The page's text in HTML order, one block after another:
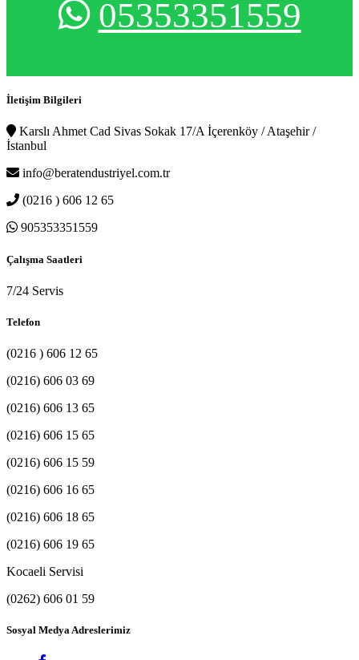
05353351559
İletişim Bilgileri
Karslı Ahmet Cad Sivas Sokak 17/A İçerenköy / Ataşehir /
İstanbul
info@beratendustriyel.com.tr
(0216 ) 606 12 65
905353351559
Çalışma Saatleri
7/24 Servis
Telefon
(0216 ) 606 12 65
(0216) 606 03 69
(0216) 606 13 65
(0216) 606 15 65
(0216) 606 15 59
(0216) 606 16 65
(0216) 606 18 65
(0216) 606 19 65
Kocaeli Servisi
(0262) 606 01 59
Sosyal Medya Adreslerimiz